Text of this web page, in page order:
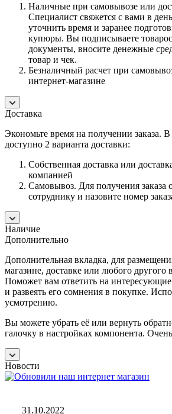
Наличные при самовывозе или
Специалист свяжется с вами в
уточнить время и заранее
купюры. Вы подписываете
документы, вносите денежные
товар и чек.
Безналичный расчет при
интернет-магазине
Доставка
Экономьте время на получении заказа.
доступно 2 варианта доставки:
Собственная доставка или
компанией
Самовывоз. Для получения заказа
сотруднику и назовите номер
Наличие
Дополнительно
Дополнительная вкладка, для
магазине, доставке или любого другого
Поможет вам ответить на
и развеять его сомнения в покупке.
усмотрению.
Вы можете убрать её или вернуть
галочку в настройках компонента.
Новости
31.10.2022